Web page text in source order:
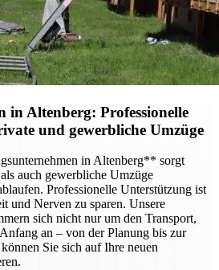
in Altenberg: Professionelle
und gewerbliche Umzüge
in Altenberg** sorgt
auch gewerbliche Umzüge
Professionelle Unterstützung ist
und Nerven zu sparen. Unsere
sich nicht nur um den Transport,
an – von der Planung bis zur
Sie sich auf Ihre neuen